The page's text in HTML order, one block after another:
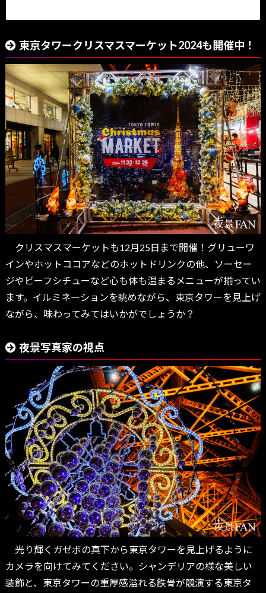
東京タワークリスマスマーケット2024も開催中！
クリスマスマーケットも12月25日まで開催！グリューワ
インやホットココアなどのホットドリンクの他、ソーセー
ジやビーフシチューなど心も体も温まるメニューが揃ってい
ます。イルミネーションを眺めながら、東京タワーを見上げ
ながら、味わってみてはいかがでしょうか？
夜景写真家の視点
光り輝くガゼボの真下から東京タワーを見上げるように
カメラを向けてみてください。シャンデリアの様な美しい
装飾と、東京タワーの重厚感溢れる鉄骨が競演する東京タ